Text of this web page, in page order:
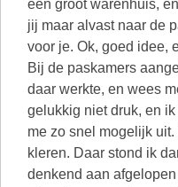
een groot warenhuis,
jij maar alvast naar de
voor je. Ok, goed idee,
Bij de paskamers
daar werkte, en wees
gelukkig niet druk, en
me zo snel mogelijk
kleren. Daar stond ik
denkend aan